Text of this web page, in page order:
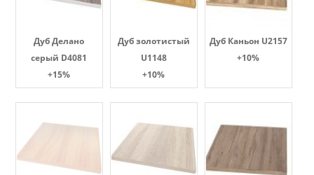
Дуб Делано
серый D4081
+15%
Дуб золотистый
U1148
+10%
Дуб Каньон U2157
+10%